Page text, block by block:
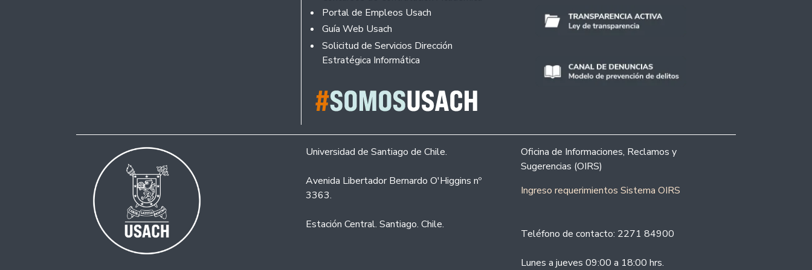
Portal de Empleos Usach
Guía Web Usach
Solicitud de Servicios Dirección
Estratégica Informática
Universidad de Santiago de Chile.
Avenida Libertador Bernardo O'Higgins nº
3363.
Estación Central. Santiago. Chile.
Oficina de Informaciones, Reclamos y
Sugerencias (OIRS)
Ingreso requerimientos Sistema OIRS
Teléfono de contacto: 2271 84900
Lunes a jueves 09:00 a 18:00 hrs.